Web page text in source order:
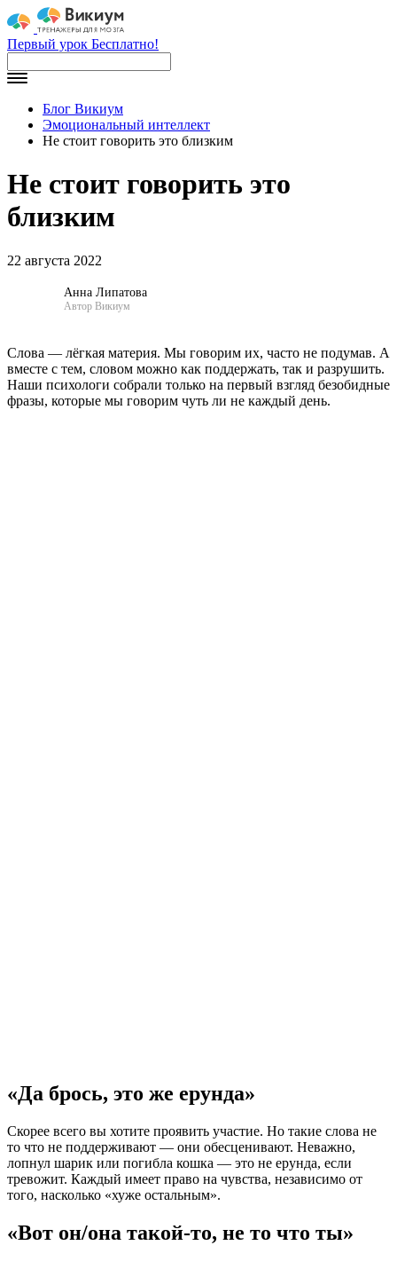
Первый урок Бесплатно!
Блог Викиум
Эмоциональный интеллект
Не стоит говорить это близким
Не стоит говорить это
близким
22 августа 2022
Анна Липатова
Автор Викиум
Слова — лёгкая материя. Мы говорим их, часто не подумав. А
вместе с тем, словом можно как поддержать, так и разрушить.
Наши психологи собрали только на первый взгляд безобидные
фразы, которые мы говорим чуть ли не каждый день.
«Да брось, это же ерунда»
Скорее всего вы хотите проявить участие. Но такие слова не
то что не поддерживают — они обесценивают. Неважно,
лопнул шарик или погибла кошка — это не ерунда, если
тревожит. Каждый имеет право на чувства, независимо от
того, насколько «хуже остальным».
«Вот он/она такой-то, не то что ты»